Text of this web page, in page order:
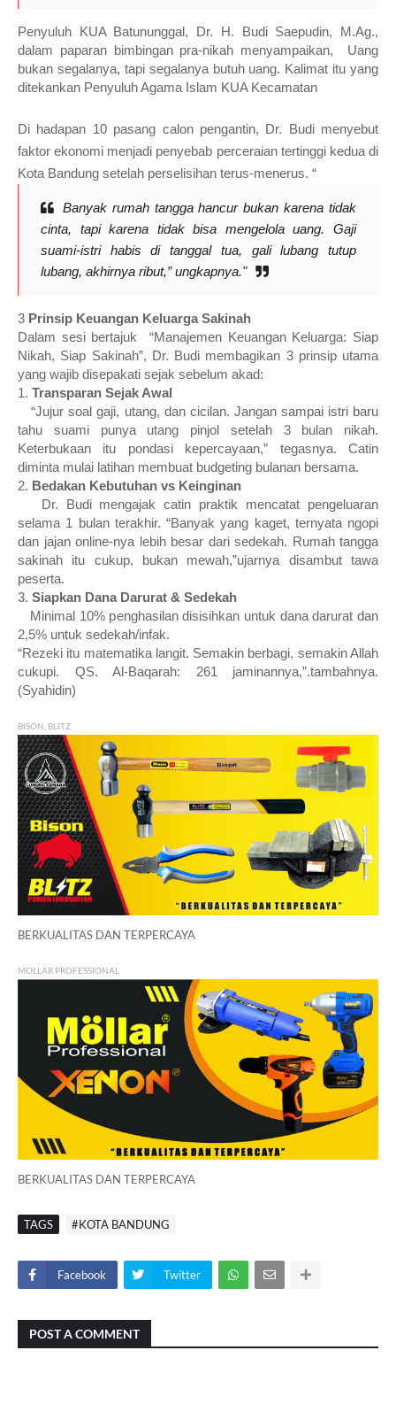
Penyuluh KUA Batununggal, Dr. H. Budi Saepudin, M.Ag.,
dalam paparan bimbingan pra-nikah menyampaikan, Uang
bukan segalanya, tapi segalanya butuh uang. Kalimat itu yang
ditekankan Penyuluh Agama Islam KUA Kecamatan
Di hadapan 10 pasang calon pengantin, Dr. Budi menyebut
faktor ekonomi menjadi penyebab perceraian tertinggi kedua di
Kota Bandung setelah perselisihan terus-menerus. “
Banyak rumah tangga hancur bukan karena tidak
cinta, tapi karena tidak bisa mengelola uang. Gaji
suami-istri habis di tanggal tua, gali lubang tutup
lubang, akhirnya ribut,” ungkapnya."
3 Prinsip Keuangan Keluarga Sakinah
Dalam sesi bertajuk “Manajemen Keuangan Keluarga: Siap
Nikah, Siap Sakinah”, Dr. Budi membagikan 3 prinsip utama
yang wajib disepakati sejak sebelum akad:
1. Transparan Sejak Awal
“Jujur soal gaji, utang, dan cicilan. Jangan sampai istri baru
tahu suami punya utang pinjol setelah 3 bulan nikah.
Keterbukaan itu pondasi kepercayaan,” tegasnya. Catin
diminta mulai latihan membuat budgeting bulanan bersama.
2. Bedakan Kebutuhan vs Keinginan
Dr. Budi mengajak catin praktik mencatat pengeluaran
selama 1 bulan terakhir. “Banyak yang kaget, ternyata ngopi
dan jajan online-nya lebih besar dari sedekah. Rumah tangga
sakinah itu cukup, bukan mewah,”ujarnya disambut tawa
peserta.
3. Siapkan Dana Darurat & Sedekah
Minimal 10% penghasilan disisihkan untuk dana darurat dan
2,5% untuk sedekah/infak.
“Rezeki itu matematika langit. Semakin berbagi, semakin Allah
cukupi. QS. Al-Baqarah: 261 jaminannya,”.tambahnya.
(Syahidin)
BISON, BLITZ
BERKUALITAS DAN TERPERCAYA
MOLLAR PROFESSIONAL
BERKUALITAS DAN TERPERCAYA
TAGS #KOTA BANDUNG
Facebook Twitter
POST A COMMENT